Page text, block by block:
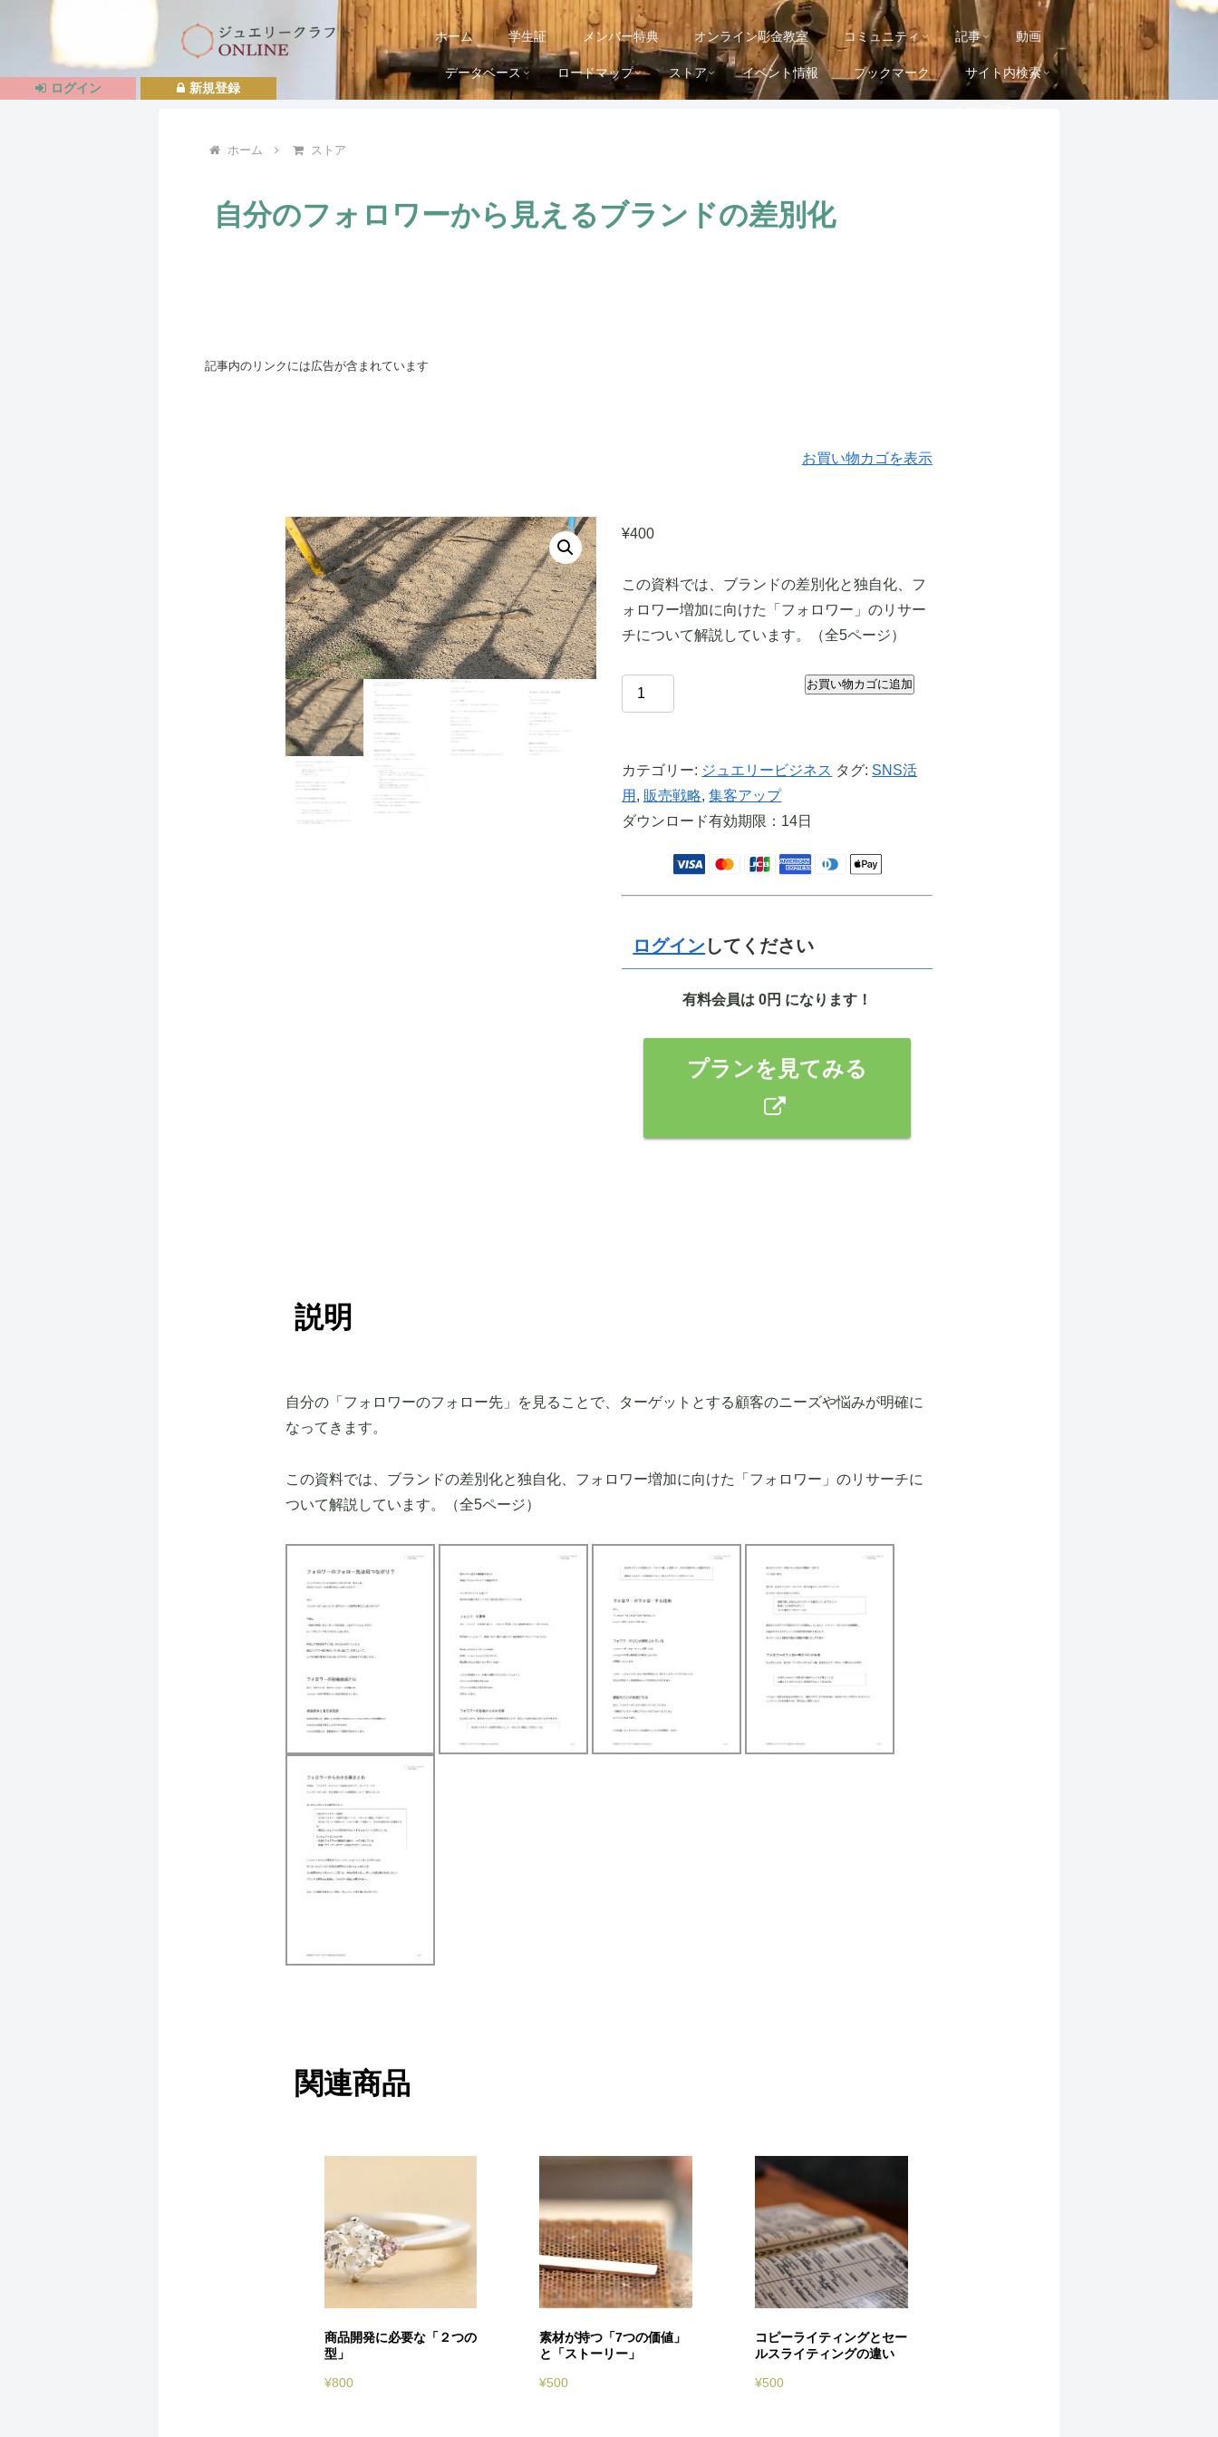
ホーム 学生証 メンバー特典 オンライン彫金教室 コミュニティ 記事 動画
データベース ロードマップ ストア イベント情報 ブックマーク サイト内検索
ホーム ストア
自分のフォロワーから見えるブランドの差別化
記事内のリンクには広告が含まれています
お買い物カゴを表示
¥400
この資料では、ブランドの差別化と独自化、フ
ォロワー増加に向けた「フォロワー」のリサー
チについて解説しています。（全5ページ）
お買い物カゴに追加
カテゴリー: ジュエリービジネス タグ: SNS活
用 , 販売戦略,集客アップ
ダウンロード有効期限：14日
ログイン してください
有料会員は 0円 になります！
プランを見てみる
説明
自分の「フォロワーのフォロー先」を見ることで、ターゲットとする顧客のニーズや悩みが明確に
なってきます。
この資料では、ブランドの差別化と独自化、フォロワー増加に向けた「フォロワー」のリサーチに
ついて解説しています。（全5ページ）
関連商品
商品開発に必要な「２つの
型」
¥800
素材が持つ「7つの価値」
と「ストーリー」
¥500
コピーライティングとセー
ルスライティングの違い
¥500
新規登録
ログイン